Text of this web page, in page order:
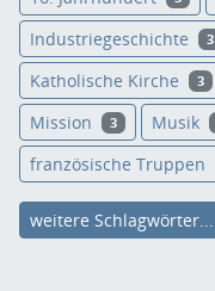
Industriegeschichte 3
Katholische Kirche 3
Mission 3 Musik
französische Truppen
weitere Schlagwörter...